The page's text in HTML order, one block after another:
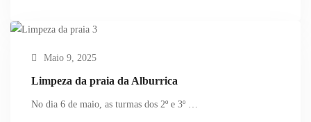
Maio 9, 2025
Limpeza da praia da Alburrica
No dia 6 de maio, as turmas dos 2º e 3º …